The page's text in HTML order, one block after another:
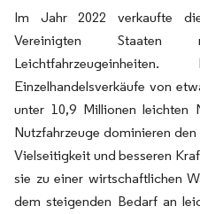
Im Jahr 2022 verkaufte
Vereinigten Staaten
Einzelhandelsverkäufe von
unter 10,9 Millionen leichten
Nutzfahrzeuge dominieren
Vielseitigkeit und besseren
sie zu einer wirtschaftlichen
dem steigenden Bedarf an